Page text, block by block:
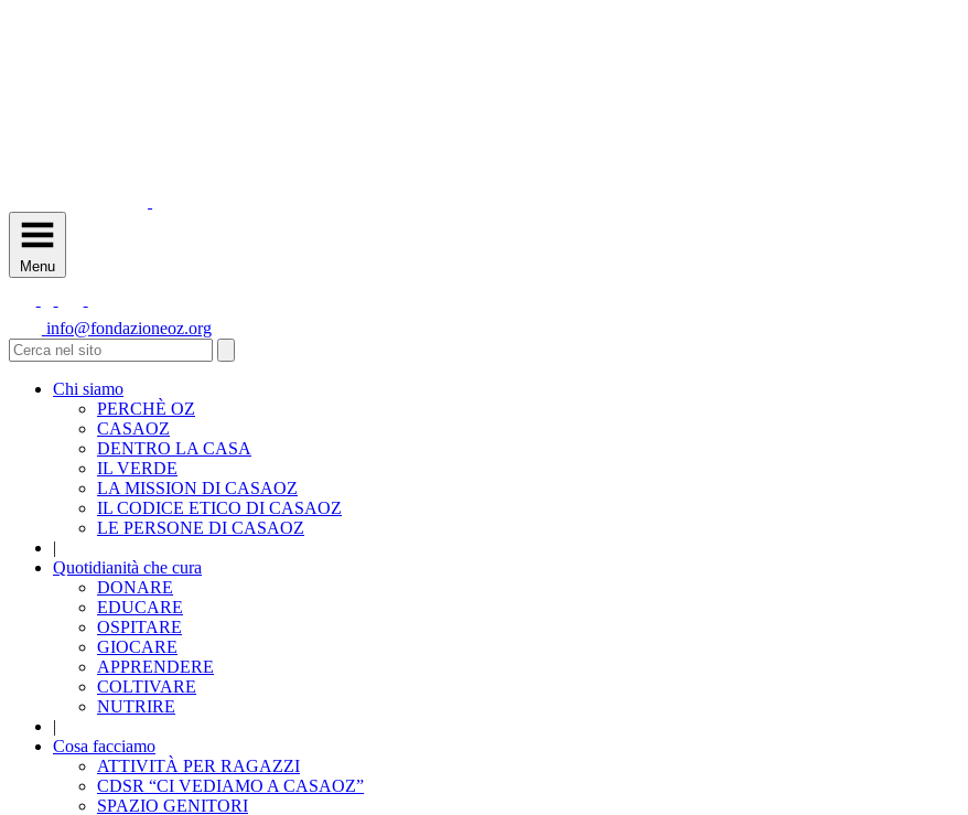
Menu
info@fondazioneoz.org
Chi siamo
PERCHÈ OZ
CASAOZ
DENTRO LA CASA
IL VERDE
LA MISSION DI CASAOZ
IL CODICE ETICO DI CASAOZ
LE PERSONE DI CASAOZ
|
Quotidianità che cura
DONARE
EDUCARE
OSPITARE
GIOCARE
APPRENDERE
COLTIVARE
NUTRIRE
|
Cosa facciamo
ATTIVITÀ PER RAGAZZI
CDSR “CI VEDIAMO A CASAOZ”
SPAZIO GENITORI